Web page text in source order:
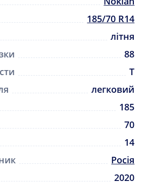
185/70 R14
літня
88
T
легковий
185
70
14
Росія
2020